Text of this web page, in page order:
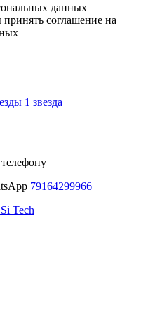
данных
соглашение на
1 звезда
79164299966
Tech